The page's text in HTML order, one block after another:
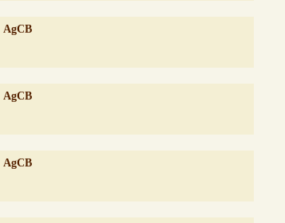
AgCB
AgCB
AgCB